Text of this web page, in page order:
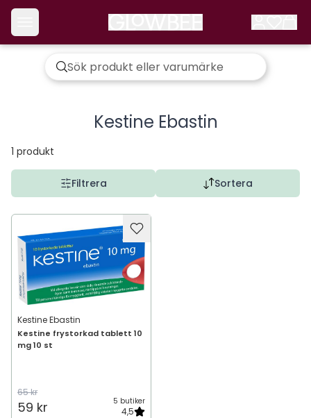
Kestine Ebastin
1 produkt
Filtrera Sortera
Kestine Ebastin
Kestine frystorkad tablett 10
mg 10 st
65 kr
59 kr 5 butiker
4,5